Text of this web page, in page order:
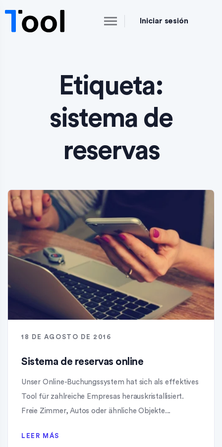
Iniciar sesión
Etiqueta:
sistema de
reservas
18 DE AGOSTO DE 2016
Sistema de reservas online
Unser Online-Buchungssystem hat sich als effektives
Tool für zahlreiche Empresas herauskristallisiert.
Freie Zimmer, Autos oder ähnliche Objekte...
LEER MÁS